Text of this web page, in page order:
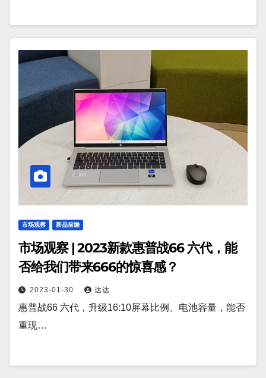
市场观察 新品前瞻
市场观察 | 2023新款惠普战66 六代，能
否给我们带来666的惊喜感？
2023-01-30 达达
惠普战66 六代，升级16:10屏幕比例、电池容量，能否
重现…